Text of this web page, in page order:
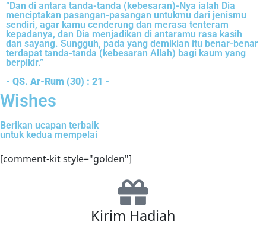
“Dan di antara tanda-tanda (kebesaran)-Nya ialah Dia
menciptakan pasangan-pasangan untukmu dari jenismu
sendiri, agar kamu cenderung dan merasa tenteram
kepadanya, dan Dia menjadikan di antaramu rasa kasih
dan sayang. Sungguh, pada yang demikian itu benar-benar
terdapat tanda-tanda (kebesaran Allah) bagi kaum yang
berpikir.”
- QS. Ar-Rum (30) : 21 -
Wishes
Berikan ucapan terbaik
untuk kedua mempelai
[comment-kit style="golden"]
Kirim Hadiah